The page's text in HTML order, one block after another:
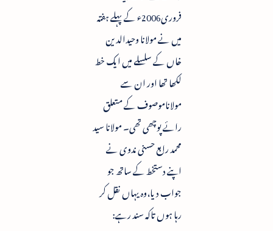
فروری2006ء کے پہلے ہفتہ
میں نے مولانا وحیدالدین
خاں کے سلسلے میں ایک خط
لکھا تھا اور ان سے
مولاناموصوف کے متعلق
رائے پوچھی تھی۔ مولانا سید
محمد رابع حسنی ندوی نے
اپنے دستخط کے ساتھ جو
جواب دیا،وہ یہاں نقل کر
رہا ہوں تاکہ سند رہے: